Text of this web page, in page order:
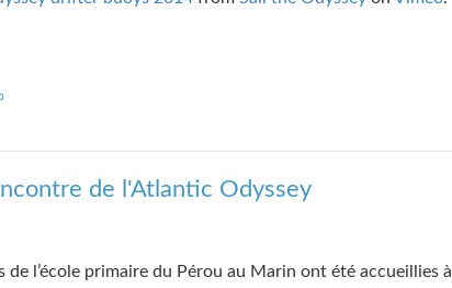
de l'Atlantic Odyssey
de l’école primaire du Pérou au Marin ont été accueillies à